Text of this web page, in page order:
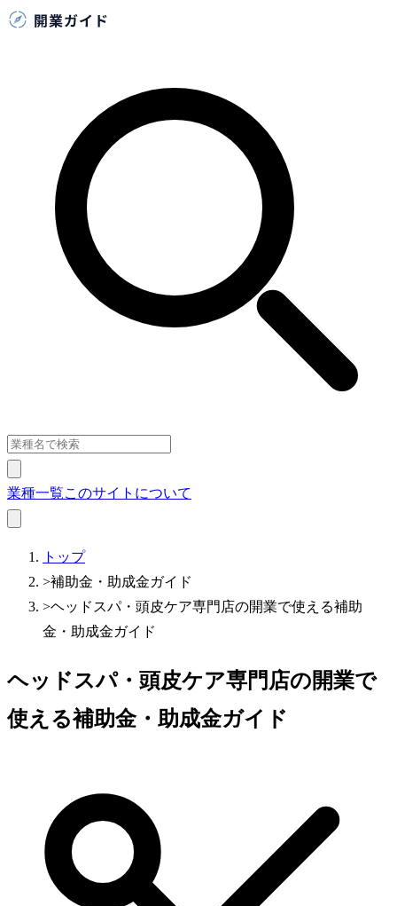
業種一覧このサイトについて
トップ
>補助金・助成金ガイド
>ヘッドスパ・頭皮ケア専門店の開業で使える補助
金・助成金ガイド
ヘッドスパ・頭皮ケア専門店の開業で
使える補助金・助成金ガイド